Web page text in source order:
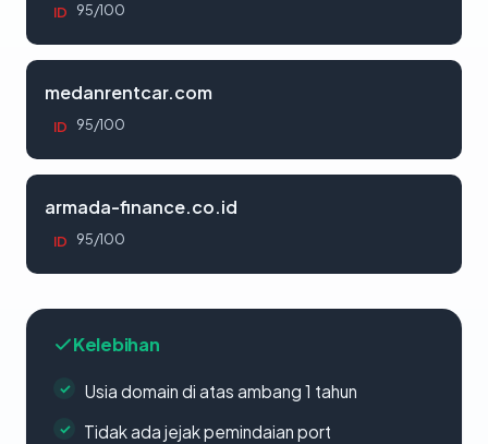
ID 95/100
medanrentcar.com
ID 95/100
armada-finance.co.id
ID 95/100
Kelebihan
Usia domain di atas ambang 1 tahun
Tidak ada jejak pemindaian port